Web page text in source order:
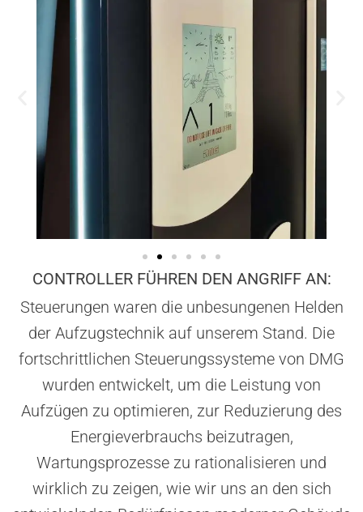
CONTROLLER FÜHREN DEN ANGRIFF AN:
Steuerungen waren die unbesungenen Helden
der Aufzugstechnik auf unserem Stand. Die
fortschrittlichen Steuerungssysteme von DMG
wurden entwickelt, um die Leistung von
Aufzügen zu optimieren, zur Reduzierung des
Energieverbrauchs beizutragen,
Wartungsprozesse zu rationalisieren und
wirklich zu zeigen, wie wir uns an den sich